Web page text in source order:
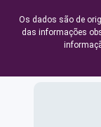
Os dados são de
das informações